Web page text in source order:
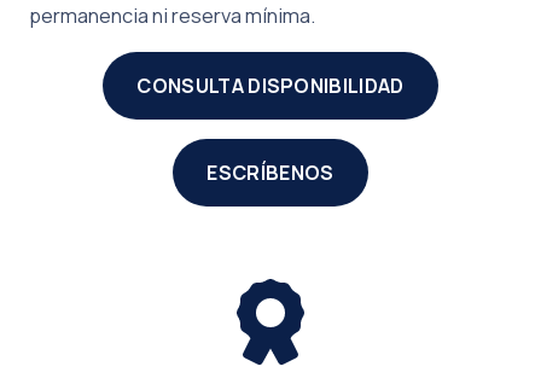
permanencia ni reserva mínima.
CONSULTA DISPONIBILIDAD
ESCRÍBENOS